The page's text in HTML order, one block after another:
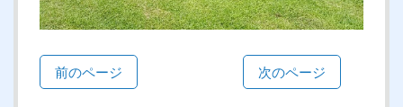
前のページ 次のページ